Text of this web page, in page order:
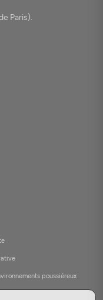
Paris).
poussiéreux